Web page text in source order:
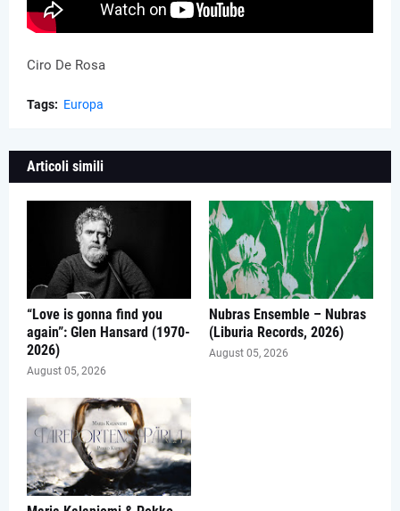
Ciro De Rosa
Tags: Europa
Articoli simili
“Love is gonna find you
again”: Glen Hansard (1970-
2026)
August 05, 2026
Nubras Ensemble – Nubras
(Liburia Records, 2026)
August 05, 2026